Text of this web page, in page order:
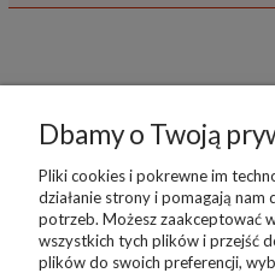
MOJE
Dbamy o Twoją
Pliki cookies i pokrewne im
działanie strony i pomagają
potrzeb. Możesz zaakceptować
wszystkich tych plików i przejść
plików do swoich preferencji,